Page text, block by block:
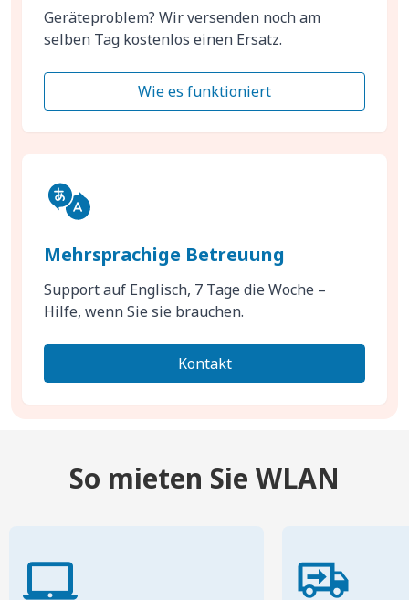
Geräteproblem? Wir versenden noch am
selben Tag kostenlos einen Ersatz.
Wie es funktioniert
Mehrsprachige Betreuung
Support auf Englisch, 7 Tage die Woche –
Hilfe, wenn Sie sie brauchen.
Kontakt
So mieten Sie WLAN